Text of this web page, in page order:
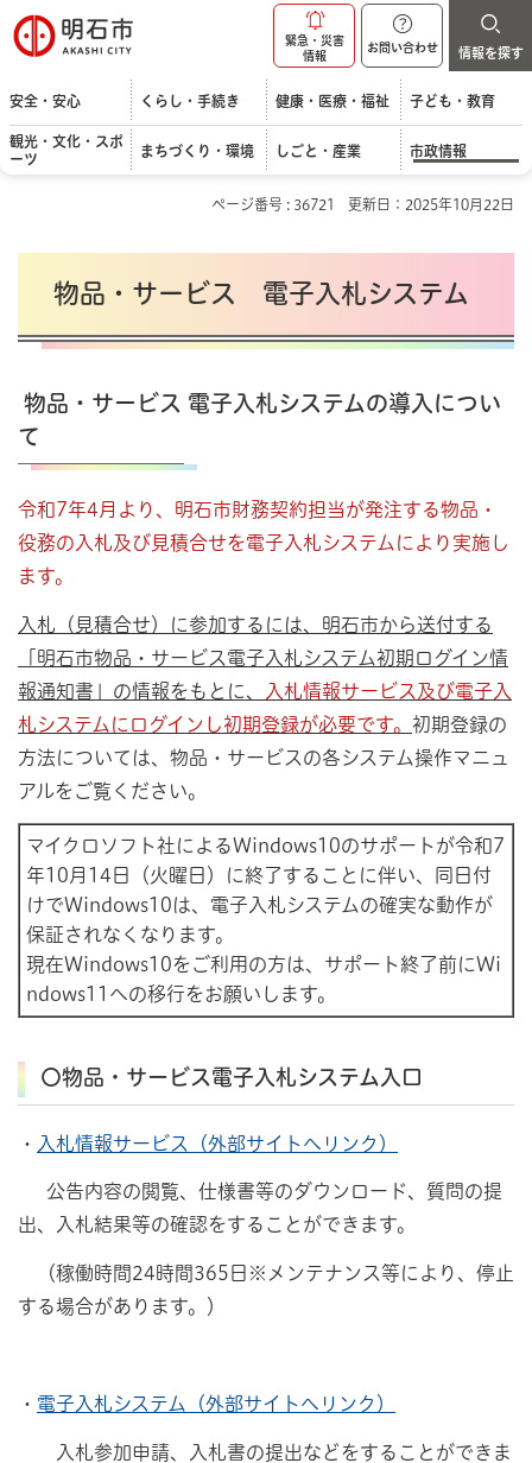
明石市
緊急・災害
情報
お問い合わせ 情報を探す
安全・安心 くらし・手続き 健康・医療・福祉 子ども・教育
観光・文化・スポ
ーツ
まちづくり・環境 しごと・産業 市政情報
ページ番号 : 36721 更新日：2025年10月22日
物品・サービス 電子入札システム
物品・サービス 電子入札システムの導入につい
て
令和7年4月より、明石市財務契約担当が発注する物品・
役務の入札及び見積合せを電子入札システムにより実施し
ます。
入札（見積合せ）に参加するには、明石市から送付する
「明石市物品・サービス電子入札システム初期ログイン情
報通知書」の情報をもとに、
入札情報サービス及び電子入
札システムにログインし初期登録が必要です。 初期登録の
方法については、物品・サービスの各システム操作マニュ
アルをご覧ください。
マイクロソフト社によるWindows10のサポートが令和7
年10月14日（火曜日）に終了することに伴い、同日付
けでWindows10は、電子入札システムの確実な動作が
保証されなくなります。
現在Windows10をご利用の方は、サポート終了前にWi
ndows11への移行をお願いします。
〇物品・サービス電子入札システム入口
・ 入札情報サービス（外部サイトへリンク）
公告内容の閲覧、仕様書等のダウンロード、質問の提
出、入札結果等の確認をすることができます。
（稼働時間24時間365日※メンテナンス等により、停止
する場合があります。）
・ 電子入札システム（外部サイトへリンク）
入札参加申請、入札書の提出などをすることができま